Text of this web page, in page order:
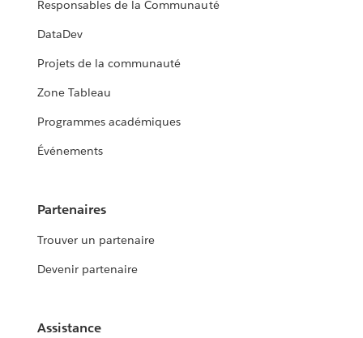
Responsables de la Communauté
DataDev
Projets de la communauté
Zone Tableau
Programmes académiques
Événements
Partenaires
Trouver un partenaire
Devenir partenaire
Assistance